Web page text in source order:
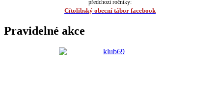
předchozí ročníky:
Cítolibský obecní tábor facebook
Pravidelné akce